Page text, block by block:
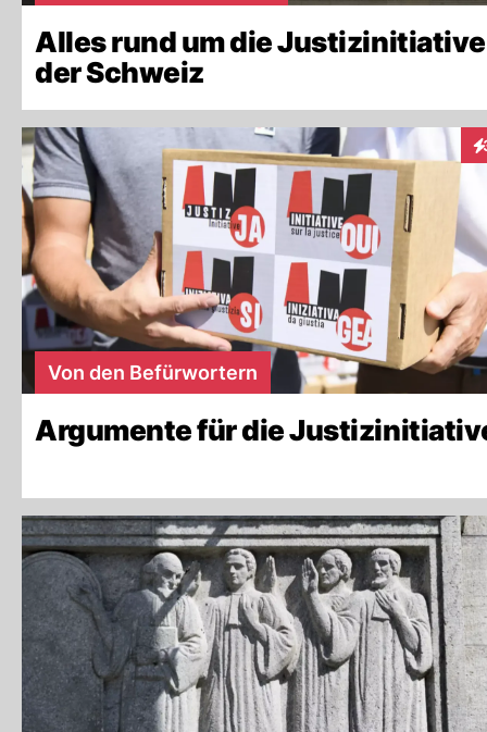
Initiator der
Ein Losziehsystem würde die Mandatssteuer
eine Wiederwahl hoffen.
Hier finden Sieweitere Argumente der
Alles rund um die
der Schweiz
Von den Befürwortern
Argumente für die